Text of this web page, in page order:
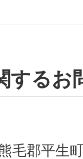
するお
毛郡平生